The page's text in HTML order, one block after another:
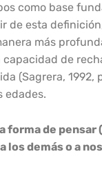
como base
de esta
más
de
(Sagrera, 1992,
edades.
forma de
demás o a